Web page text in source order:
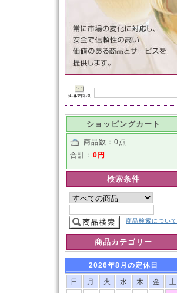
ショッピングカート
商品数：0点
合計： 0円
検索条件
商品検索について
商品カテゴリー
2026年8月の定休日
日 月 火 水 木 金
土